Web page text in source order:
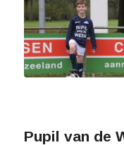
Pupil van de